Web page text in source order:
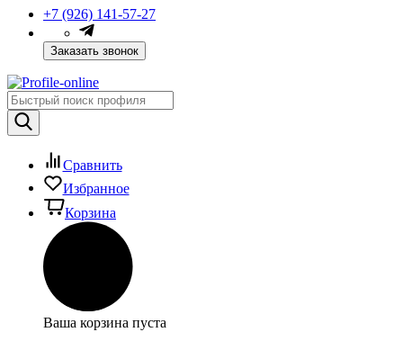
+7 (926) 141-57-27
Заказать звонок
Сравнить
Избранное
Корзина
Ваша корзина пуста